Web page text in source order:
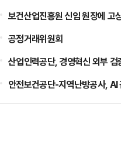
보건산업진흥원 신임 원장에 고
공정거래위원회
산업인력공단, 경영혁신 외부
안전보건공단-지역난방공사,